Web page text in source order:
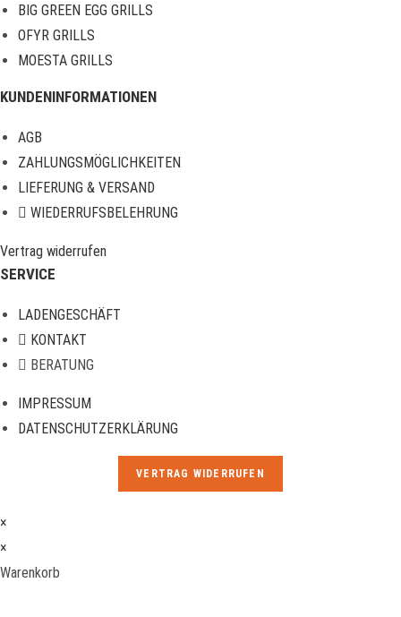
BIG GREEN EGG GRILLS
OFYR GRILLS
MOESTA GRILLS
KUNDENINFORMATIONEN
AGB
ZAHLUNGSMÖGLICHKEITEN
LIEFERUNG & VERSAND
WIEDERRUFSBELEHRUNG
Vertrag widerrufen
SERVICE
LADENGESCHÄFT
KONTAKT
BERATUNG
IMPRESSUM
DATENSCHUTZERKLÄRUNG
VERTRAG WIDERRUFEN
×
×
Warenkorb